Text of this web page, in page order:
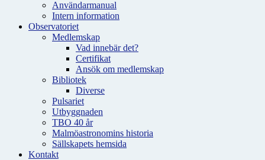
Användarmanual
Intern information
Observatoriet
Medlemskap
Vad innebär det?
Certifikat
Ansök om medlemskap
Bibliotek
Diverse
Pulsariet
Utbyggnaden
TBO 40 år
Malmöastronomins historia
Sällskapets hemsida
Kontakt